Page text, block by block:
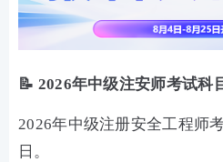
📝 2026年中级注安师考试科
2026年中级注册安全工程师
日。